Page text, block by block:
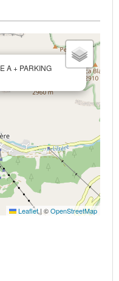
A + PARKING
Leaflet | ©OpenStreetMap